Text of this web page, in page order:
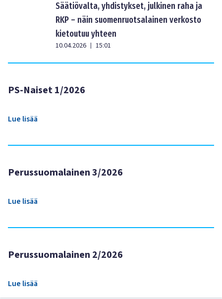
Säätiövalta, yhdistykset, julkinen raha ja
RKP – näin suomenruotsalainen verkosto
kietoutuu yhteen
10.04.2026 | 15:01
PS-Naiset 1/2026
Lue lisää
Perussuomalainen 3/2026
Lue lisää
Perussuomalainen 2/2026
Lue lisää